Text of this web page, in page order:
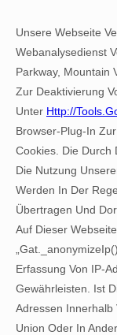
Unsere Webseite
Webanalysedienst
Parkway, Mountain
Zur Deaktivierung
Unter Http://
Browser-Plug-In
Cookies. Die Durch
Die Nutzung
Werden In Der
Übertragen Und
Auf Dieser
Erfassung Von IP-
Gewährleisten. Ist
Adressen Innerhalb
Union Oder In